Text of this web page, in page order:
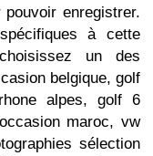
enregistrer.
à cette
un des
belgique, golf
alpes, golf 6
maroc, vw
sélection